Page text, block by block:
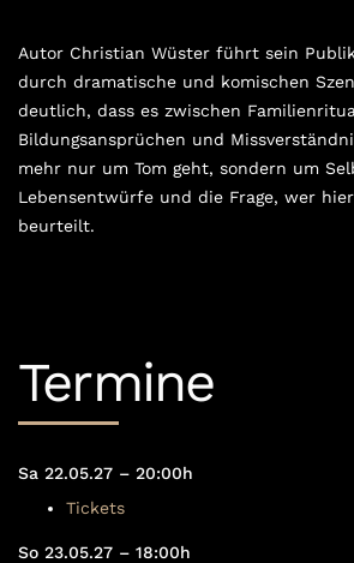
Autor Christian Wüster führt sein
durch dramatische und komischen
deutlich, dass es zwischen
Bildungsansprüchen und
mehr nur um Tom geht, sondern um
Lebensentwürfe und die Frage, wer
beurteilt.
Termine
Sa 22.05.27 – 20:00h
Tickets
So 23.05.27 – 18:00h